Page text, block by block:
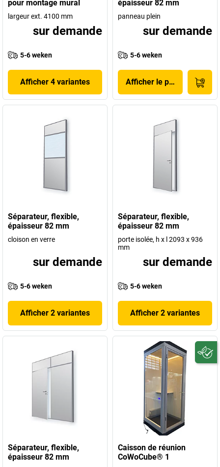
pour montage mural
largeur ext. 4100 mm
sur demande
5-6 weken
Afficher 4 variantes
épaisseur 82 mm
panneau plein
sur demande
5-6 weken
Afficher le produit
Séparateur, flexible,
épaisseur 82 mm
cloison en verre
sur demande
5-6 weken
Afficher 2 variantes
Séparateur, flexible,
épaisseur 82 mm
porte isolée, h x l 2093 x 936
mm
sur demande
5-6 weken
Afficher 2 variantes
Séparateur, flexible,
épaisseur 82 mm
Caisson de réunion
CoWoCube® 1